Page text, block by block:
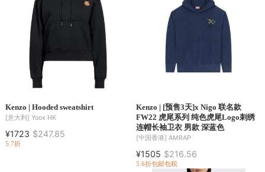
Kenzo | Hooded sweatshirt
[意大利] Yoox HK
¥1723 $247.85
5.7折
Kenzo | [预售3天]x Nigo 联名款
FW22 虎尾系列 纯色虎尾Logo刺绣
连帽长袖卫衣 男款 深蓝色
[中国香港] AMRAP
¥1505 $216.56
5.6折包邮包税